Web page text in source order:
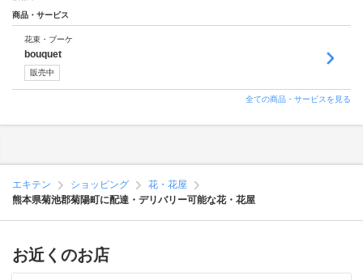
商品・サービス
花束・ブーケ
bouquet
販売中
全ての商品・サービスを見る
エキテン ショッピング
花・花屋
熊本県菊池郡菊陽町に配達・デリバリー可能な花・花屋
お近くのお店